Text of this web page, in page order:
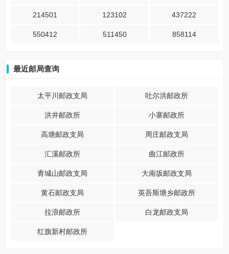
214501 123102 437222
550412 511450 858114
最近邮局查询
太平川邮政支局 吐尔洪邮政所
洪井邮政所 小寨邮政所
高塘邮政支局 周庄邮政支局
汇溪邮政所 曲江邮政所
青城山邮政支局 大南坂邮政支局
黄石邮政支局 英吾斯塘乡邮政所
拉浪邮政所 白龙邮政支局
红旗新村邮政所